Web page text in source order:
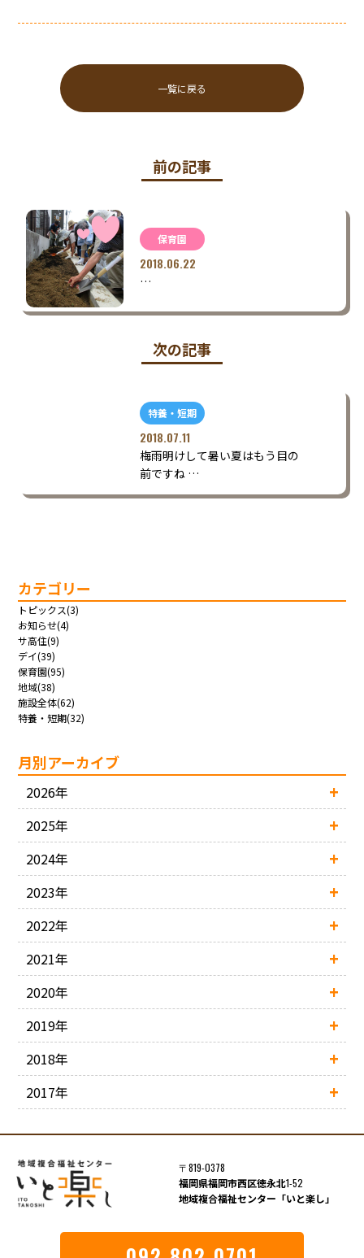
一覧に戻る
前の記事
保育園
2018.06.22
…
次の記事
特養・短期
2018.07.11
梅雨明けして暑い夏はもう目の
前ですね …
カテゴリー
トピックス(3)
お知らせ(4)
サ高住(9)
デイ(39)
保育園(95)
地域(38)
施設全体(62)
特養・短期(32)
月別アーカイブ
2026年
2025年
2024年
2023年
2022年
2021年
2020年
2019年
2018年
2017年
〒819-0378
福岡県福岡市西区徳永北1-52
地域複合福祉センター「いと楽し」